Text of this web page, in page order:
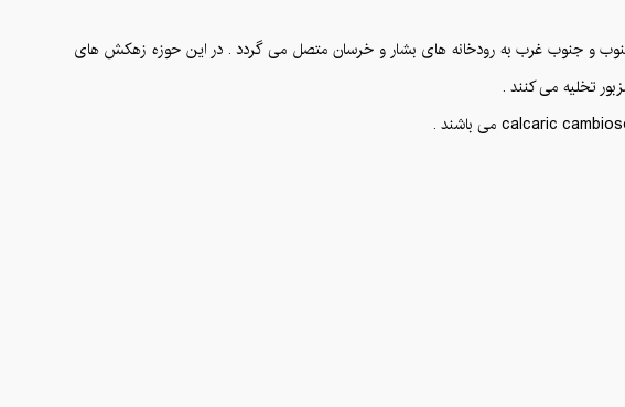
جنوب و جنوب غرب به رودخانه های بشار و خرسان متصل می گردد . در این حوزه زهکش های
تخلیه می کنند .